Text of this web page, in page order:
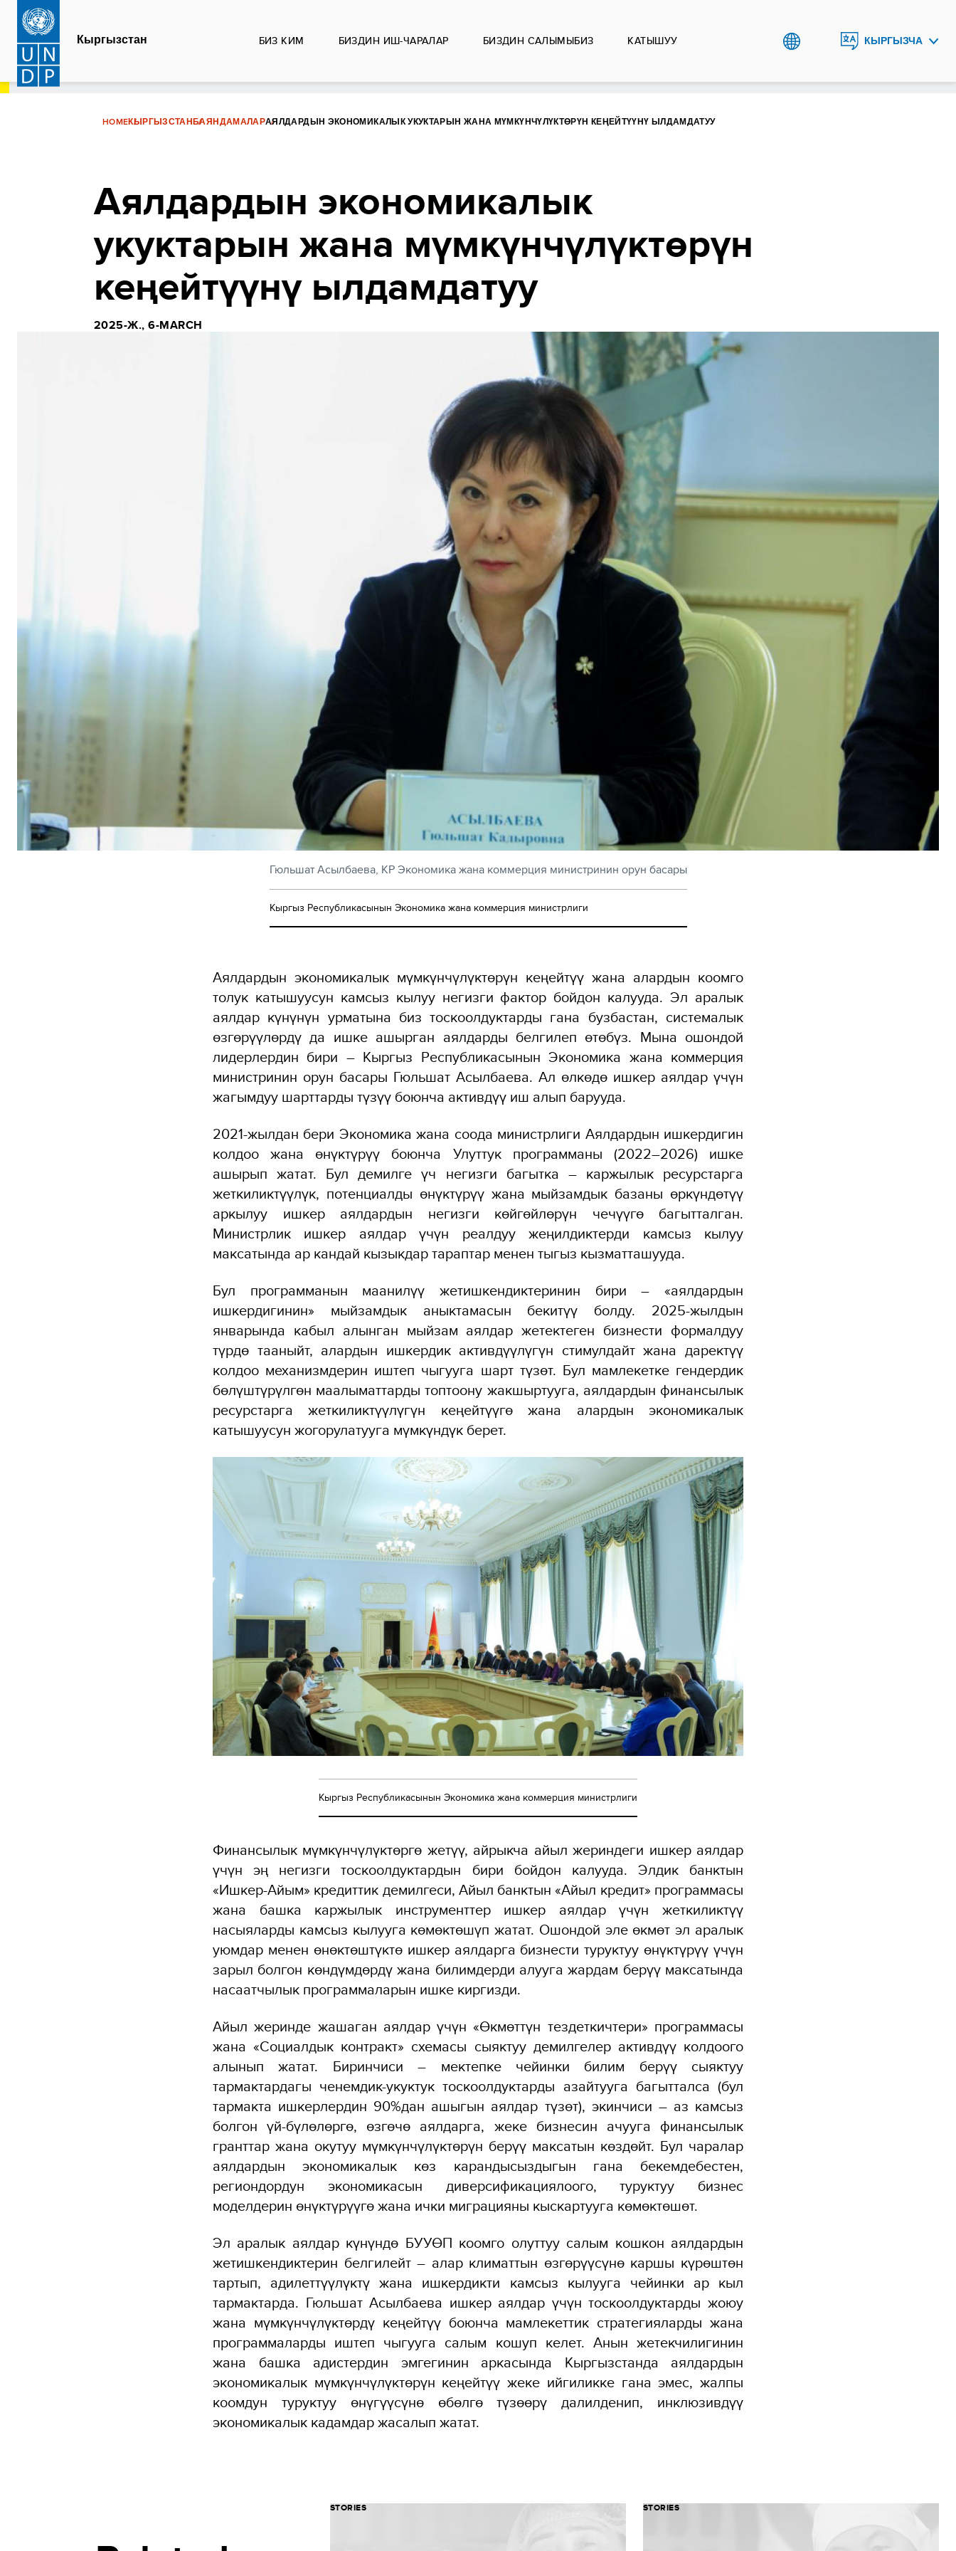
Skip
main
content
Кыргызстан БИЗ КИМ БИЗДИН ИШ-ЧАРАЛАР БИЗДИН CАЛЫМЫБИЗ КАТЫШУУ КЫРГЫЗЧА
HOMEКЫРГЫЗСТАН БАЯНДАМАЛАРАЯЛДАРДЫН ЭКОНОМИКАЛЫК УКУКТАРЫН ЖАНА МҮМКҮНЧҮЛҮКТӨРҮН КЕҢЕЙТҮҮНҮ ЫЛДАМДАТУУ
Аялдардын экономикалык
укуктарын жана мүмкүнчүлүктөрүн
кеңейтүүнү ылдамдатуу
2025-Ж., 6-MARCH
Гюльшат Асылбаева, КР Экономика жана коммерция министринин орун басары
Кыргыз Республикасынын Экономика жана коммерция министрлиги
Аялдардын экономикалык мүмкүнчүлүктөрүн кеңейтүү жана алардын коомго
толук катышуусун камсыз кылуу негизги фактор бойдон калууда. Эл аралык
аялдар күнүнүн урматына биз тоскоолдуктарды гана бузбастан, системалык
өзгөрүүлөрдү да ишке ашырган аялдарды белгилеп өтөбүз. Мына ошондой
лидерлердин бири – Кыргыз Республикасынын Экономика жана коммерция
министринин орун басары Гюльшат Асылбаева. Ал өлкөдө ишкер аялдар үчүн
жагымдуу шарттарды түзүү боюнча активдүү иш алып барууда.
2021-жылдан бери Экономика жана соода министрлиги Аялдардын ишкердигин
колдоо жана өнүктүрүү боюнча Улуттук программаны (2022–2026) ишке
ашырып жатат. Бул демилге үч негизги багытка – каржылык ресурстарга
жеткиликтүүлүк, потенциалды өнүктүрүү жана мыйзамдык базаны өркүндөтүү
аркылуу ишкер аялдардын негизги көйгөйлөрүн чечүүгө багытталган.
Министрлик ишкер аялдар үчүн реалдуу жеңилдиктерди камсыз кылуу
максатында ар кандай кызыкдар тараптар менен тыгыз кызматташууда.
Бул программанын маанилүү жетишкендиктеринин бири – «аялдардын
ишкердигинин» мыйзамдык аныктамасын бекитүү болду. 2025-жылдын
январында кабыл алынган мыйзам аялдар жетектеген бизнести формалдуу
түрдө тааныйт, алардын ишкердик активдүүлүгүн стимулдайт жана даректүү
колдоо механизмдерин иштеп чыгууга шарт түзөт. Бул мамлекетке гендердик
бөлүштүрүлгөн маалыматтарды топтоону жакшыртууга, аялдардын финансылык
ресурстарга жеткиликтүүлүгүн кеңейтүүгө жана алардын экономикалык
катышуусун жогорулатууга мүмкүндүк берет.
Кыргыз Республикасынын Экономика жана коммерция министрлиги
Финансылык мүмкүнчүлүктөргө жетүү, айрыкча айыл жериндеги ишкер аялдар
үчүн эң негизги тоскоолдуктардын бири бойдон калууда. Элдик банктын
«Ишкер-Айым» кредиттик демилгеси, Айыл банктын «Айыл кредит» программасы
жана башка каржылык инструменттер ишкер аялдар үчүн жеткиликтүү
насыяларды камсыз кылууга көмөктөшүп жатат. Ошондой эле өкмөт эл аралык
уюмдар менен өнөктөштүктө ишкер аялдарга бизнести туруктуу өнүктүрүү үчүн
зарыл болгон көндүмдөрдү жана билимдерди алууга жардам берүү максатында
насаатчылык программаларын ишке киргизди.
Айыл жеринде жашаган аялдар үчүн «Өкмөттүн тездеткичтери» программасы
жана «Социалдык контракт» схемасы сыяктуу демилгелер активдүү колдоого
алынып жатат. Биринчиси – мектепке чейинки билим берүү сыяктуу
тармактардагы ченемдик-укуктук тоскоолдуктарды азайтууга багытталса (бул
тармакта ишкерлердин 90%дан ашыгын аялдар түзөт), экинчиси – аз камсыз
болгон үй-бүлөлөргө, өзгөчө аялдарга, жеке бизнесин ачууга финансылык
гранттар жана окутуу мүмкүнчүлүктөрүн берүү максатын көздөйт. Бул чаралар
аялдардын экономикалык көз карандысыздыгын гана бекемдебестен,
региондордун экономикасын диверсификациялоого, туруктуу бизнес
моделдерин өнүктүрүүгө жана ички миграцияны кыскартууга көмөктөшөт.
Эл аралык аялдар күнүндө БУУӨП коомго олуттуу салым кошкон аялдардын
жетишкендиктерин белгилейт – алар климаттын өзгөрүүсүнө каршы күрөштөн
тартып, адилеттүүлүктү жана ишкердикти камсыз кылууга чейинки ар кыл
тармактарда. Гюльшат Асылбаева ишкер аялдар үчүн тоскоолдуктарды жоюу
жана мүмкүнчүлүктөрдү кеңейтүү боюнча мамлекеттик стратегияларды жана
программаларды иштеп чыгууга салым кошуп келет. Анын жетекчилигинин
жана башка адистердин эмгегинин аркасында Кыргызстанда аялдардын
экономикалык мүмкүнчүлүктөрүн кеңейтүү жеке ийгиликке гана эмес, жалпы
коомдун туруктуу өнүгүүсүнө өбөлгө түзөөрү далилденип, инклюзивдүү
экономикалык кадамдар жасалып жатат.
STORIES STORIES